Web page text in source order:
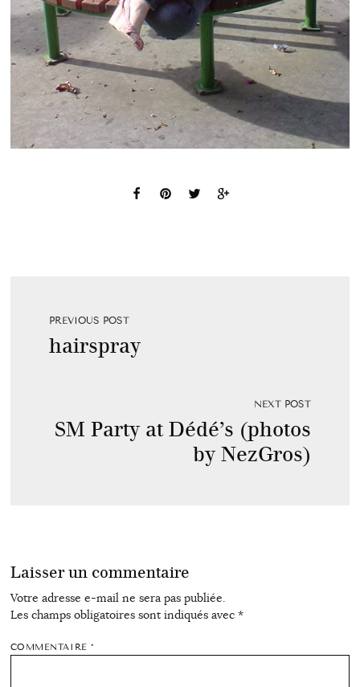
PREVIOUS POST
hairspray
NEXT POST
SM Party at Dédé’s (photos
by NezGros)
Laisser un commentaire
Votre adresse e-mail ne sera pas publiée.
Les champs obligatoires sont indiqués avec *
COMMENTAIRE*